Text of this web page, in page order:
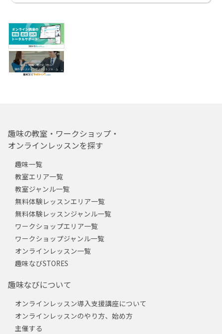
趣味の教室・ワークショップ・
オンラインレッスンを探す
趣味一覧
教室エリア一覧
教室ジャンル一覧
無料体験レッスンエリア一覧
無料体験レッスンジャンル一覧
ワークショップエリア一覧
ワークショップジャンル一覧
オンラインレッスン一覧
趣味なびSTORES
趣味なびについて
オンラインレッスン導入支援講座について
オンラインレッスンのやり方、始め方
主催する